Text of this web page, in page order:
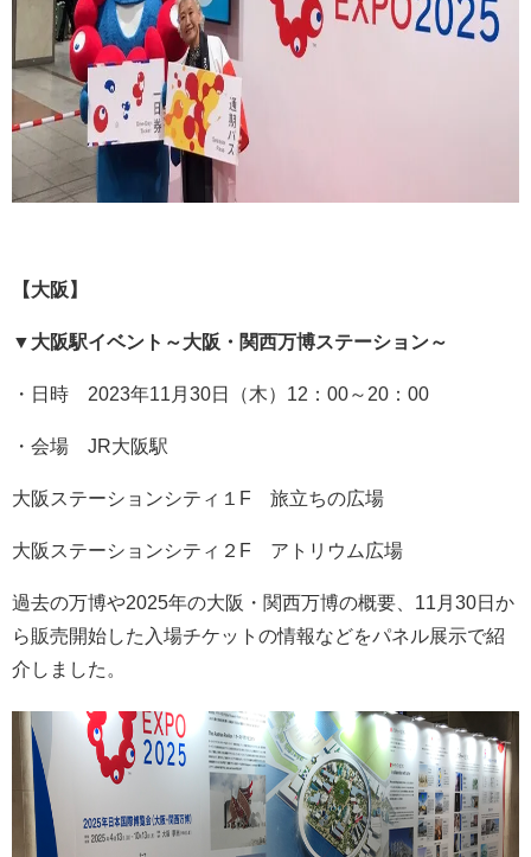
【大阪】
▼ 大阪駅イベント～大阪・関西万博ステーション～
・日時 2023年11月30日（木）12：00～20：00
・会場 JR大阪駅
大阪ステーションシティ１F 旅立ちの広場
大阪ステーションシティ２F アトリウム広場
過去の万博や2025年の大阪・関西万博の概要、11月30日か
ら販売開始した入場チケットの情報などをパネル展示で紹
介しました。